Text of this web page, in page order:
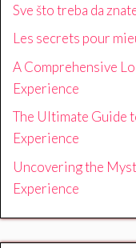
Sve što treba da
Les secrets pour
A Comprehensive
Experience
The Ultimate Guide
Experience
Uncovering the
Experience